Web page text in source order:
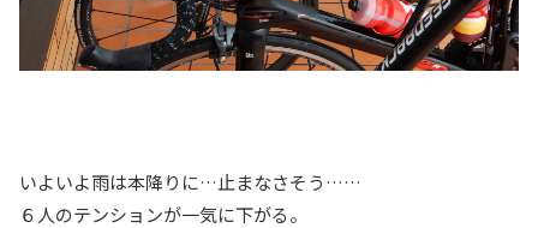
いよいよ雨は本降りに…止まなさそう……
６人のテンションが一気に下がる。